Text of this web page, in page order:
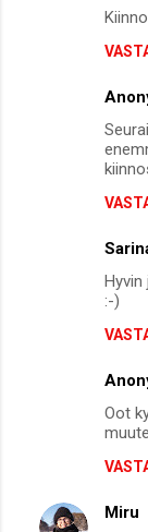
:-)
Oot
Miru